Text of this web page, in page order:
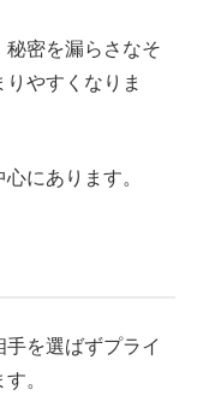
秘密を漏らさなそ
やすくなりま
にあります。
を選ばずプライ
。